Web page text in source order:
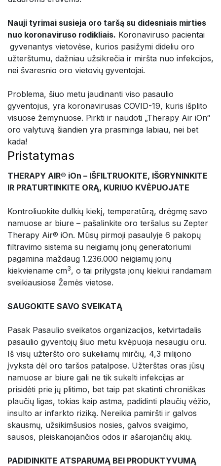
Nauji tyrimai susieja oro taršą su didesniais mirties
nuo koronaviruso rodikliais. Koronaviruso pacientai
gyvenantys vietovėse, kurios pasižymi dideliu oro
užterštumu, dažniau užsikrečia ir miršta nuo infekcijos,
nei švaresnio oro vietovių gyventojai.
Problema, šiuo metu jaudinanti viso pasaulio
gyventojus, yra koronavirusas COVID-19, kuris išplito
visuose žemynuose. Pirkti ir naudoti „Therapy Air iOn“
oro valytuvą šiandien yra prasminga labiau, nei bet
kada!
Pristatymas
THERAPY AIR® iOn – IŠFILTRUOKITE, IŠGRYNINKITE
IR PRATURTINKITE ORĄ, KURIUO KVĖPUOJATE
Kontroliuokite dulkių kiekį, temperatūrą, drėgmę savo
namuose ar biure – pašalinkite oro teršalus su Zepter
Therapy Air® iOn. Mūsų pirmoji pasaulyje 6 pakopų
filtravimo sistema su neigiamų jonų generatoriumi
pagamina maždaug 1.236.000 neigiamų jonų
kiekviename cm3, o tai prilygsta jonų kiekiui randamam
sveikiausiose Žemės vietose.
SAUGOKITE SAVO SVEIKATĄ
Pasak Pasaulio sveikatos organizacijos, ketvirtadalis
pasaulio gyventojų šiuo metu kvėpuoja nesaugiu oru.
Iš visų užteršto oro sukeliamų mirčių, 4,3 milijono
įvyksta dėl oro taršos patalpose. Užterštas oras jūsų
namuose ar biure gali ne tik sukelti infekcijas ar
prisidėti prie jų plitimo, bet taip pat skatinti chroniškas
plaučių ligas, tokias kaip astma, padidinti plaučių vėžio,
insulto ar infarkto riziką. Nereikia pamiršti ir galvos
skausmų, užsikimšusios nosies, galvos svaigimo,
sausos, pleiskanojančios odos ir ašarojančių akių.
PADIDINKITE ATSPARUMĄ BEI PRODUKTYVUMĄ